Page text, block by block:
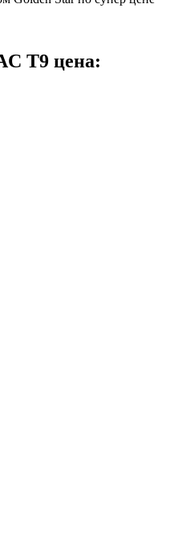
T9 цена: